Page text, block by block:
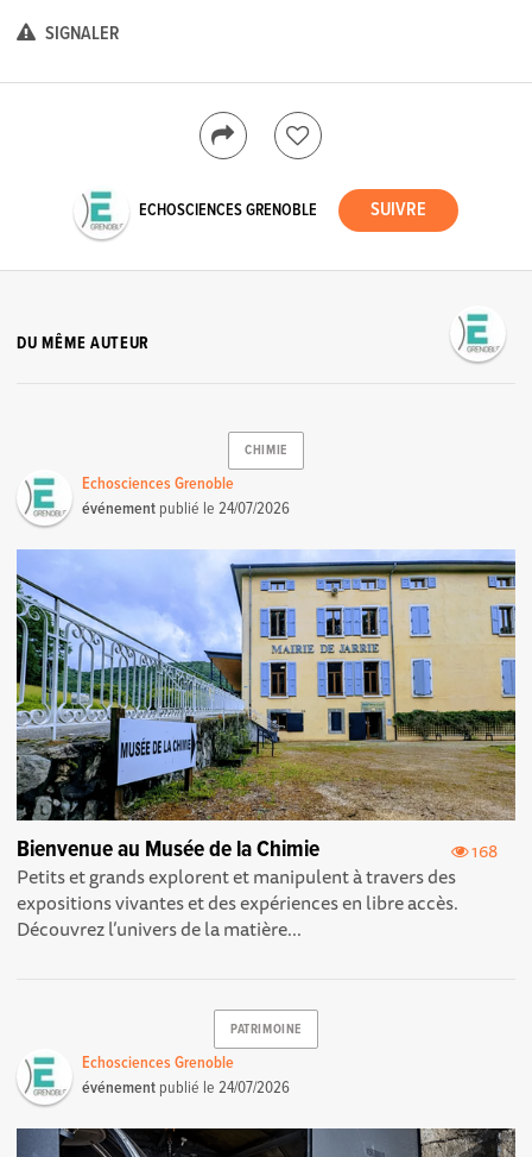
SIGNALER
ECHOSCIENCES GRENOBLE
DU MÊME AUTEUR
CHIMIE
Echosciences Grenoble
événement publié le24/07/2026
168
Bienvenue au Musée de la Chimie
Petits et grands explorent et manipulent à travers des
expositions vivantes et des expériences en libre accès.
Découvrez l’univers de la matière...
PATRIMOINE
Echosciences Grenoble
événement publié le24/07/2026